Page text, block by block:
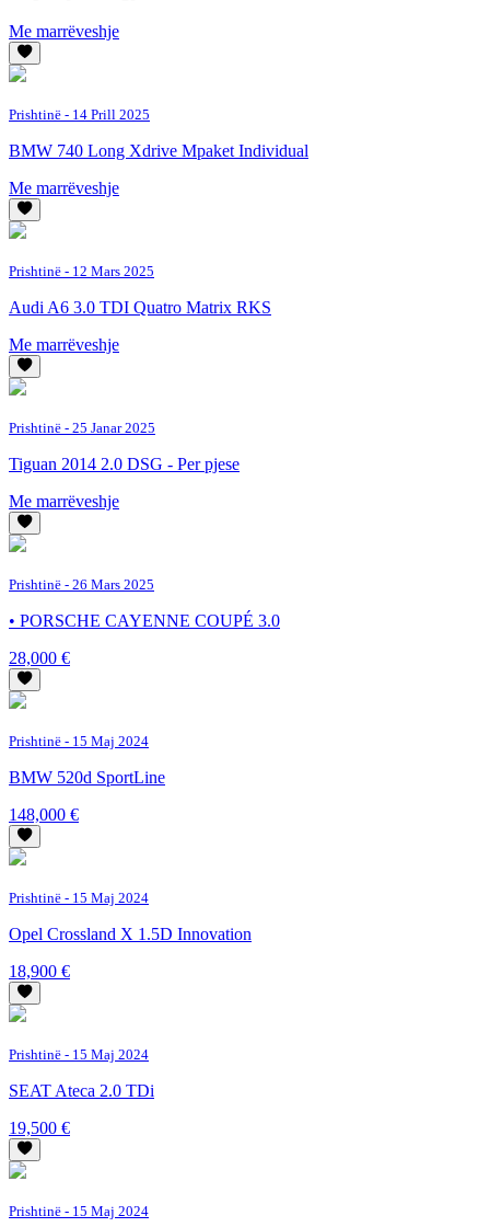
Me marrëveshje
Prishtinë - 14 Prill 2025
BMW 740 Long Xdrive Mpaket Individual
Me marrëveshje
Prishtinë - 12 Mars 2025
Audi A6 3.0 TDI Quatro Matrix RKS
Me marrëveshje
Prishtinë - 25 Janar 2025
Tiguan 2014 2.0 DSG - Per pjese
Me marrëveshje
Prishtinë - 26 Mars 2025
• PORSCHE CAYENNE COUPÉ 3.0
28,000 €
Prishtinë - 15 Maj 2024
BMW 520d SportLine
148,000 €
Prishtinë - 15 Maj 2024
Opel Crossland X 1.5D Innovation
18,900 €
Prishtinë - 15 Maj 2024
SEAT Ateca 2.0 TDi
19,500 €
Prishtinë - 15 Maj 2024